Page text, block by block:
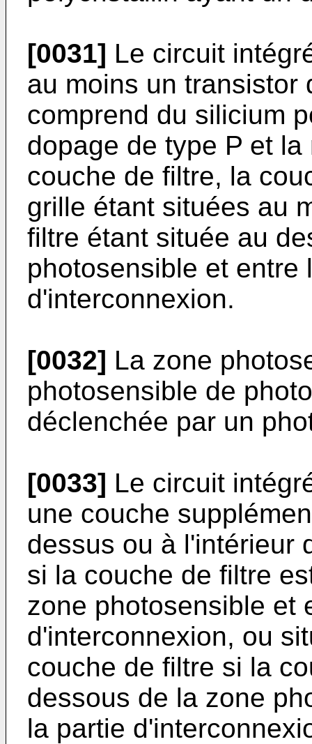
[0031] Le circuit
au moins un transistor
comprend du silicium
dopage de type P et
couche de filtre, la
grille étant situées au
filtre étant située au
photosensible et entre
d'interconnexion.
[0032] La zone
photosensible de
déclenchée par un
[0033] Le circuit
une couche
dessus ou à l'intérieur
si la couche de filtre
zone photosensible et
d'interconnexion, ou
couche de filtre si la
dessous de la zone
la partie